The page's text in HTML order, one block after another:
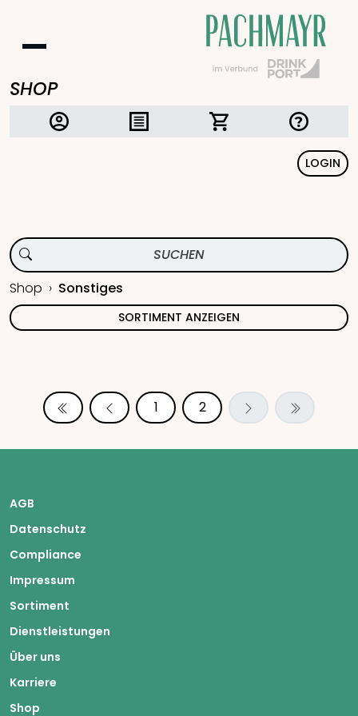
SHOP
LOGIN
Shop Sonstiges
SORTIMENT ANZEIGEN
1 2
AGB
Datenschutz
Compliance
Impressum
Sortiment
Dienstleistungen
Über uns
Karriere
Shop